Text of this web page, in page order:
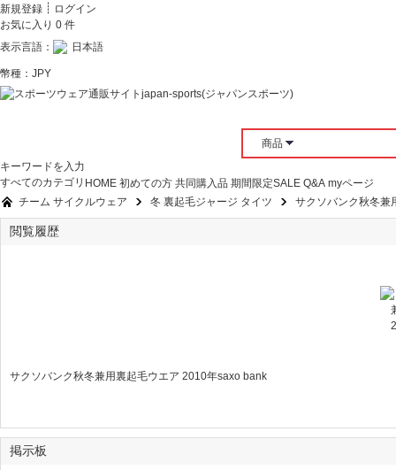
新規登録 ┊ ログイン
お気に入り 0 件
表示言語：
日本語
幣種： JPY
商品
キーワードを入力
すべてのカテゴリ HOME 初めての方 共同購入品 期間限定SALE Q&A myページ
チーム サイクルウェア
冬 裏起毛ジャージ タイツ サクソバンク秋冬兼
閲覧履歴
サクソバンク秋冬兼用裏起毛ウエア 2010年saxo bank
掲示板